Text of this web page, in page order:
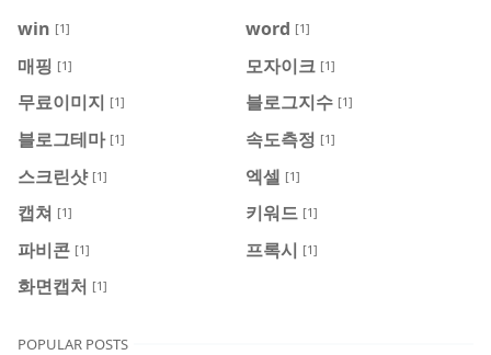
win [1] word [1]
매핑 [1] 모자이크 [1]
무료이미지 [1] 블로그지수 [1]
블로그테마 [1] 속도측정 [1]
스크린샷 [1] 엑셀 [1]
캡쳐 [1] 키워드 [1]
파비콘 [1] 프록시 [1]
화면캡처 [1]
POPULAR POSTS